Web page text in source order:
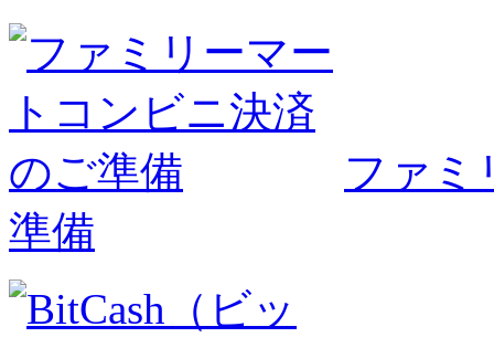
ファミ
準備